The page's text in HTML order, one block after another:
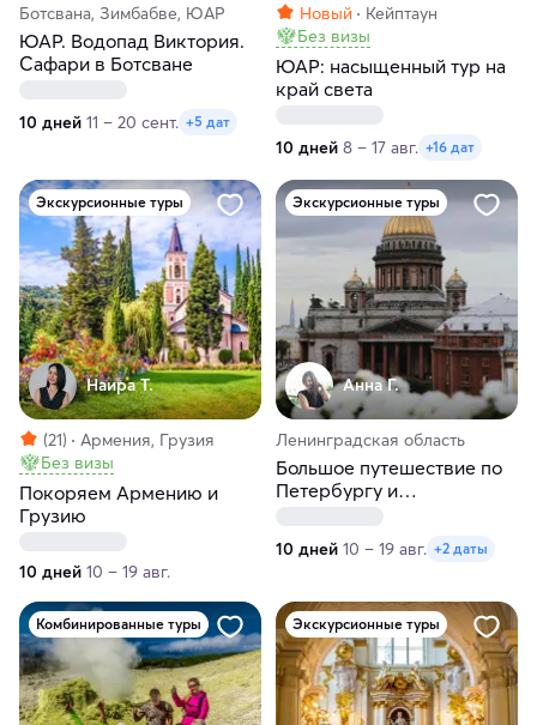
Ботсвана, Зимбабве, ЮАР
ЮАР. Водопад Виктория.
Сафари в Ботсване
10 дней 11 – 20 сент. +5 дат
Новый
Кейптаун
Без визы
ЮАР: насыщенный тур на
край света
10 дней 8 – 17 авг. +16 дат
Экскурсионные туры
Наира Т.
(21)
Армения, Грузия
Без визы
Покоряем Армению и
Грузию
10 дней 10 – 19 авг.
Экскурсионные туры
Анна Г.
Ленинградская область
Большое путешествие по
Петербургу и
10 дней 10 – 19 авг. +2 даты
Комбинированные туры Экскурсионные туры